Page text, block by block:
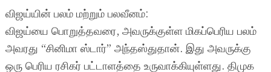
விஜய்யின் பலம் மற்றும் பலவீனம்:
விஜய்யை பொறுத்தவரை, அவருக்குள்ள மிகப்பெரிய பலம்
அவரது “சினிமா ஸ்டார்” அந்தஸ்துதான். இது அவருக்கு
ஒரு பெரிய ரசிகர் பட்டாளத்தை உருவாக்கியுள்ளது. திமுக